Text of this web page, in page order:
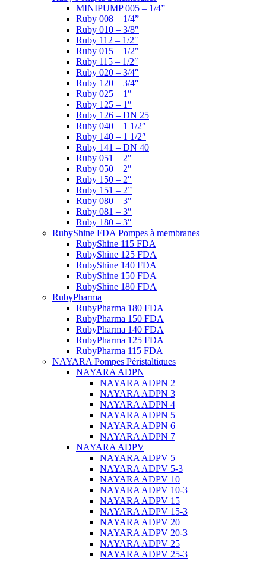
MINIPUMP 005 – 1/4”
Ruby 008 – 1/4”
Ruby 010 – 3/8″
Ruby 112 – 1/2″
Ruby 015 – 1/2″
Ruby 115 – 1/2″
Ruby 020 – 3/4″
Ruby 120 – 3/4″
Ruby 025 – 1″
Ruby 125 – 1″
Ruby 126 – DN 25
Ruby 040 – 1 1/2″
Ruby 140 – 1 1/2″
Ruby 141 – DN 40
Ruby 051 – 2″
Ruby 050 – 2″
Ruby 150 – 2″
Ruby 151 – 2”
Ruby 080 – 3″
Ruby 081 – 3″
Ruby 180 – 3″
RubyShine FDA Pompes à membranes
RubyShine 115 FDA
RubyShine 125 FDA
RubyShine 140 FDA
RubyShine 150 FDA
RubyShine 180 FDA
RubyPharma
RubyPharma 180 FDA
RubyPharma 150 FDA
RubyPharma 140 FDA
RubyPharma 125 FDA
RubyPharma 115 FDA
NAYARA Pompes Péristaltiques
NAYARA ADPN
NAYARA ADPN 2
NAYARA ADPN 3
NAYARA ADPN 4
NAYARA ADPN 5
NAYARA ADPN 6
NAYARA ADPN 7
NAYARA ADPV
NAYARA ADPV 5
NAYARA ADPV 5-3
NAYARA ADPV 10
NAYARA ADPV 10-3
NAYARA ADPV 15
NAYARA ADPV 15-3
NAYARA ADPV 20
NAYARA ADPV 20-3
NAYARA ADPV 25
NAYARA ADPV 25-3